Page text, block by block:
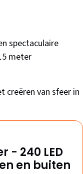
spectaculaire
meter
creëren van sfeer in
- 240 LED
en buiten